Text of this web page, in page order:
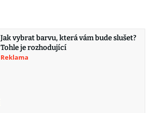
Jak vybrat barvu, která vám bude slušet?
Tohle je rozhodující
Reklama